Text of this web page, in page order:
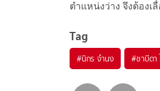
ตำแหน่งว่าง จึงต้อง
Tag
#นิกร จำนง #ชาบีดา